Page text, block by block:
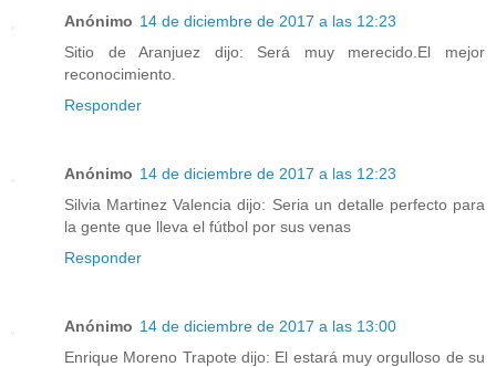
Anónimo 14 de diciembre de 2017 a las 12:23
Sitio de Aranjuez dijo: Será muy merecido.El mejor
reconocimiento.
Responder
Anónimo 14 de diciembre de 2017 a las 12:23
Silvia Martinez Valencia dijo: Seria un detalle perfecto para
la gente que lleva el fútbol por sus venas
Responder
Anónimo 14 de diciembre de 2017 a las 13:00
Enrique Moreno Trapote dijo: El estará muy orgulloso de su